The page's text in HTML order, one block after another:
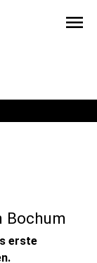
menu
Bochum
erste